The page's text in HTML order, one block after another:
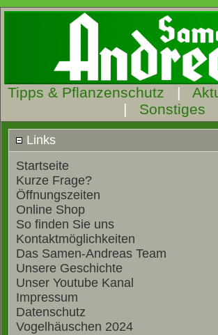
Tipps & Pflanzenschutz |
| Sonstiges
Links
Startseite
Kurze Frage?
Öffnungszeiten
Online Shop
So finden Sie uns
Kontaktmöglichkeiten
Das Samen-Andreas Team
Unsere Geschichte
Unser Youtube Kanal
Impressum
Datenschutz
Vogelhäuschen 2024